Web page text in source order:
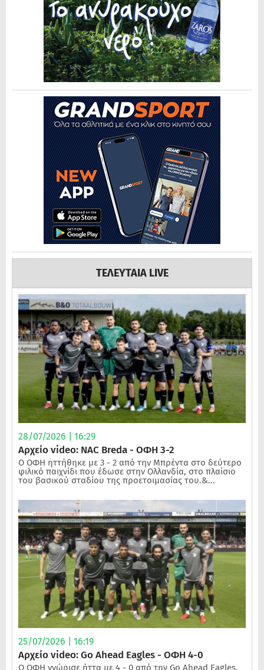
ΤΕΛΕΥΤΑΙΑ LIVE
28/07/2026 | 16:29
Αρχείο video: NAC Breda - ΟΦΗ 3-2
Ο ΟΦΗ ηττήθηκε με 3 - 2 από την Μπρέντα στο δεύτερο
φιλικό παιχνίδι που έδωσε στην Ολλανδία, στο πλαίσιο
του βασικού σταδίου της προετοιμασίας του.&...
25/07/2026 | 16:19
Αρχείο video: Go Ahead Eagles - ΟΦΗ 4-0
Ο ΟΦΗ γνώρισε ήττα με 4 - 0 από την Go Ahead Eagles,